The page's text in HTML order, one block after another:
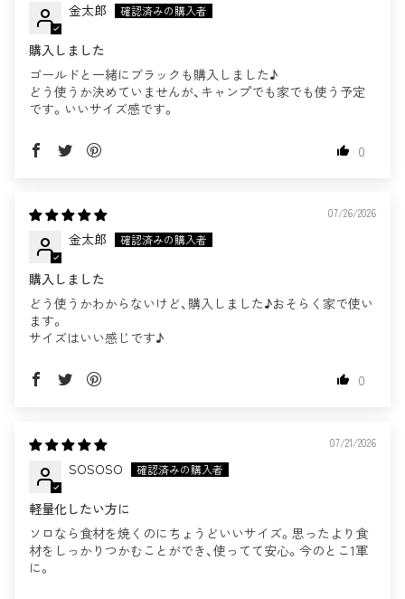
金太郎
購入しました
ゴールドと一緒にブラックも購入しました♪
どう使うか決めていませんが、キャンプでも家でも使う予定
です。いいサイズ感です。
0
07/26/2026
金太郎
購入しました
どう使うかわからないけど、購入しました♪おそらく家で使い
ます。
サイズはいい感じです♪
0
07/21/2026
SOSOSO
軽量化したい方に
ソロなら食材を焼くのにちょうどいいサイズ。思ったより食
材をしっかりつかむことができ、使ってて安心。今のとこ1軍
に。